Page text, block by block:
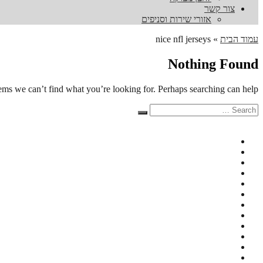
צור קשר
אזורי שירות וסניפים
עמוד הבית »
nice nfl jerseys
Nothing Found
we can’t find what you’re looking for. Perhaps searching can help.
Search
for:
Search